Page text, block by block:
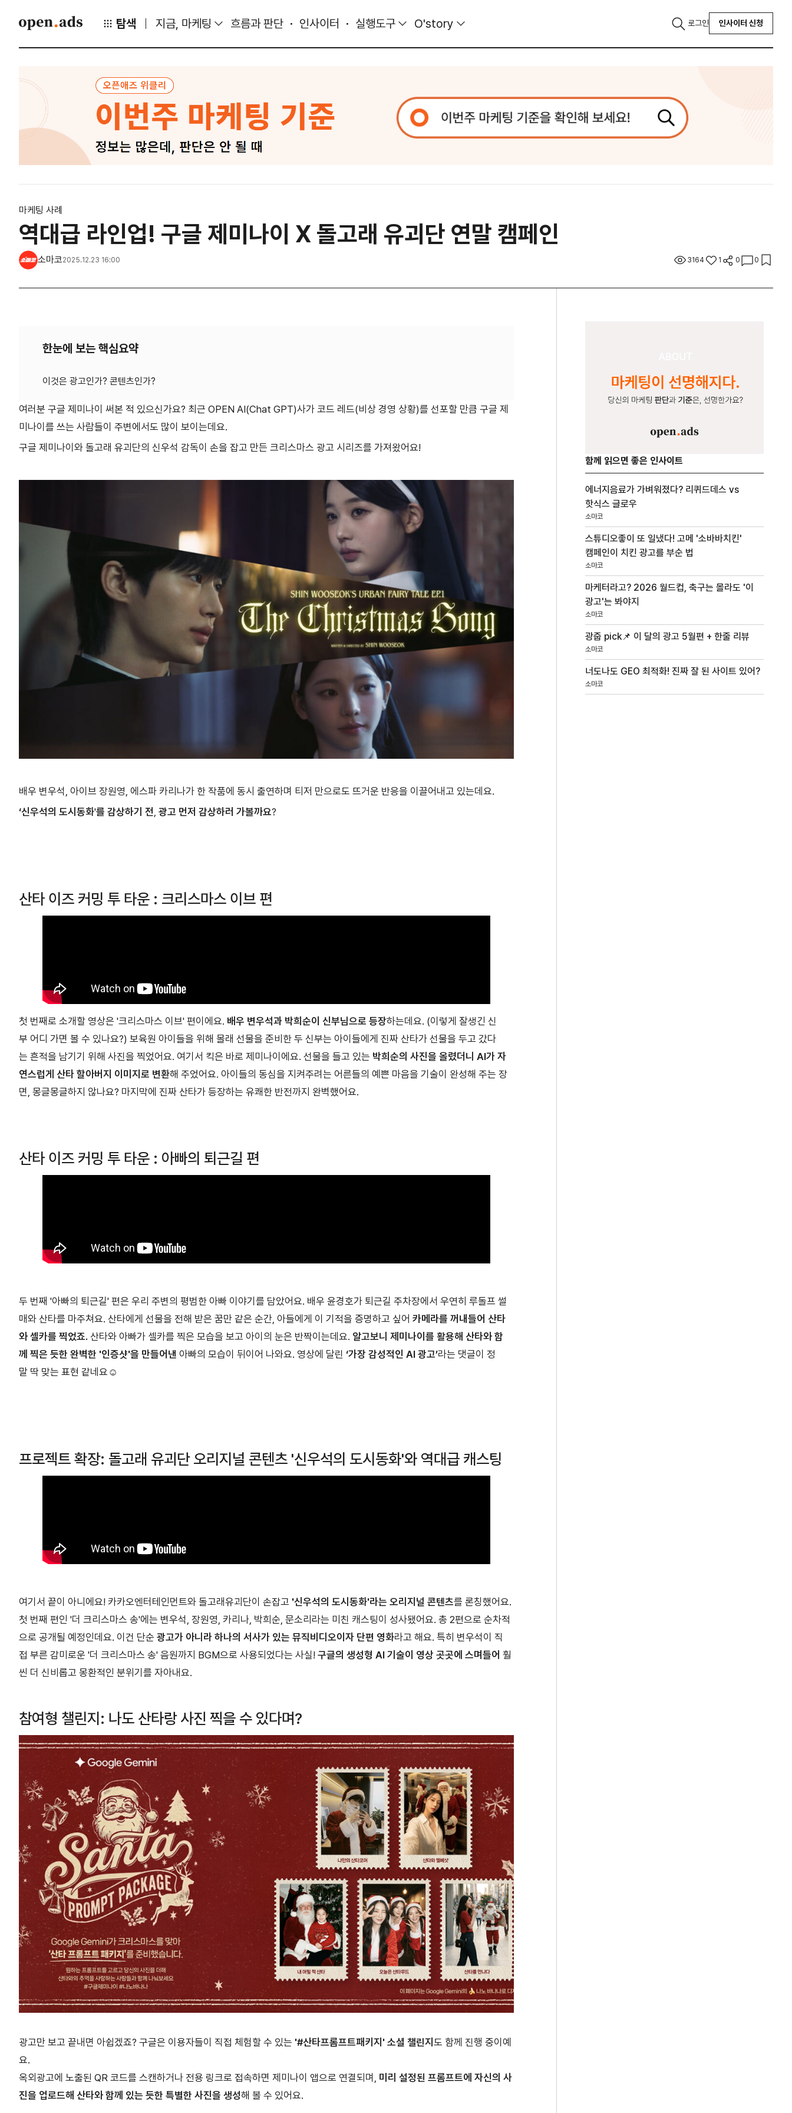
탐색 지금, 마케팅 흐름과 판단 인사이터 실행도구 O'story 로그인 인사이터 신청
마케팅 사례
역대급 라인업! 구글 제미나이 X 돌고래 유괴단 연말 캠페인
소마코2025.12.23 16:00 3164 1 0 0
한눈에 보는 핵심요약
여러분 구글 제미나이 써본 적 있으신가요? 최근 OPEN AI(Chat GPT)사가 코드 레드(비상 경영 상황)를 선포할 만큼 구글 제
미나이를 쓰는 사람들이 주변에서도 많이 보이는데요.
구글 제미나이와 돌고래 유괴단의 신우석 감독이 손을 잡고 만든 크리스마스 광고 시리즈를 가져왔어요!
배우 변우석, 아이브 장원영, 에스파 카리나가 한 작품에 동시 출연하며 티저 만으로도 뜨거운 반응을 이끌어내고 있는데요.
‘신우석의 도시동화'를 감상하기 전, 광고 먼저 감상하러 가볼까요?
산타 이즈 커밍 투 타운 : 크리스마스 이브 편
첫 번째로 소개할 영상은 '크리스마스 이브' 편이에요. 배우 변우석과 박희순이 신부님으로 등장하는데요. (이렇게 잘생긴 신
부 어디 가면 볼 수 있나요?) 보육원 아이들을 위해 몰래 선물을 준비한 두 신부는 아이들에게 진짜 산타가 선물을 두고 갔다
는 흔적을 남기기 위해 사진을 찍었어요. 여기서 킥은 바로 제미나이에요. 선물을 들고 있는 박희순의 사진을 올렸더니 AI가 자
연스럽게 산타 할아버지 이미지로 변환해 주었어요. 아이들의 동심을 지켜주려는 어른들의 예쁜 마음을 기술이 완성해 주는 장
면, 몽글몽글하지 않나요? 마지막에 진짜 산타가 등장하는 유쾌한 반전까지 완벽했어요.
산타 이즈 커밍 투 타운 : 아빠의 퇴근길 편
두 번째 '아빠의 퇴근길' 편은 우리 주변의 평범한 아빠 이야기를 담았어요. 배우 윤경호가 퇴근길 주차장에서 우연히 루돌프 썰
매와 산타를 마주쳐요. 산타에게 선물을 전해 받은 꿈만 같은 순간, 아들에게 이 기적을 증명하고 싶어 카메라를 꺼내들어 산타
와 셀카를 찍었죠. 산타와 아빠가 셀카를 찍은 모습을 보고 아이의 눈은 반짝이는데요. 알고보니 제미나이를 활용해 산타와 함
께 찍은 듯한 완벽한 '인증샷'을 만들어낸 아빠의 모습이 뒤이어 나와요. 영상에 달린 ‘가장 감성적인 AI 광고’라는 댓글이 정
말 딱 맞는 표현 같네요☺️
프로젝트 확장: 돌고래 유괴단 오리지널 콘텐츠 '신우석의 도시동화'와 역대급 캐스팅
여기서 끝이 아니에요! 카카오엔터테인먼트와 돌고래유괴단이 손잡고 '신우석의 도시동화'라는 오리지널 콘텐츠를 론칭했어요.
첫 번째 편인 '더 크리스마스 송'에는 변우석, 장원영, 카리나, 박희순, 문소리라는 미친 캐스팅이 성사됐어요. 총 2편으로 순차적
으로 공개될 예정인데요. 이건 단순 광고가 아니라 하나의 서사가 있는 뮤직비디오이자 단편 영화라고 해요. 특히 변우석이 직
접 부른 감미로운 '더 크리스마스 송' 음원까지 BGM으로 사용되었다는 사실! 구글의 생성형 AI 기술이 영상 곳곳에 스며들어 훨
씬 더 신비롭고 몽환적인 분위기를 자아내요.
참여형 챌린지: 나도 산타랑 사진 찍을 수 있다며?
광고만 보고 끝내면 아쉽겠죠? 구글은 이용자들이 직접 체험할 수 있는 '#산타프롬프트패키지' 소셜 챌린지 도 함께 진행 중이예
요.
옥외광고에 노출된 QR 코드를 스캔하거나 전용 링크로 접속하면 제미나이 앱으로 연결되며, 미리 설정된 프롬프트에 자신의 사
진을 업로드해 산타와 함께 있는 듯한 특별한 사진을 생성해 볼 수 있어요.
함께 읽으면 좋은 인사이트
에너지음료가 가벼워졌다? 리퀴드데스 vs
핫식스 글로우
소마코
스튜디오좋이 또 일냈다! 고메 '소바바치킨'
캠페인이 치킨 광고를 부순 법
소마코
마케터라고? 2026 월드컵, 축구는 몰라도 '이
광고'는 봐야지
소마코
광줍 pick📌 이 달의 광고 5월편 + 한줄 리뷰
소마코
너도나도 GEO 최적화! 진짜 잘 된 사이트 있어?
소마코